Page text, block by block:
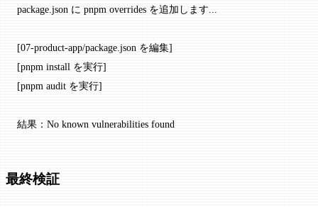
package.json に pnpm overrides を追加します...
[07-product-app/package.json を編集]
[pnpm install を実行]
[pnpm audit を実行]
結果：No known vulnerabilities found
最終検証